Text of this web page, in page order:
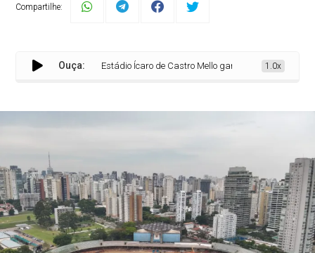
Compartilhe:
Ouça:Estádio Ícaro de Castro Mello ganhará nova raia, telões e
1.0x